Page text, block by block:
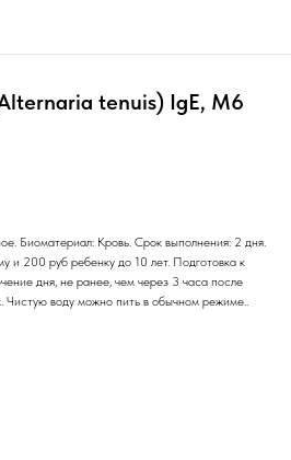
tenuis) IgE, M6
Биоматериал: Кровь. Срок выполнения: 2 дня.
и 200 руб ребенку до 10 лет. Подготовка к
дня, не ранее, чем через 3 часа после
воду можно пить в обычном режиме..